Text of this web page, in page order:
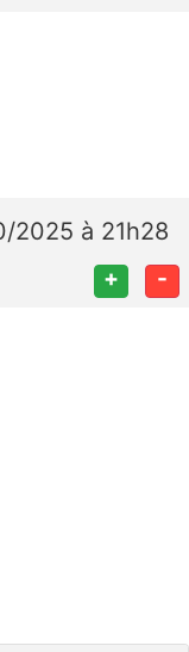
2025 à 21h28
+ -